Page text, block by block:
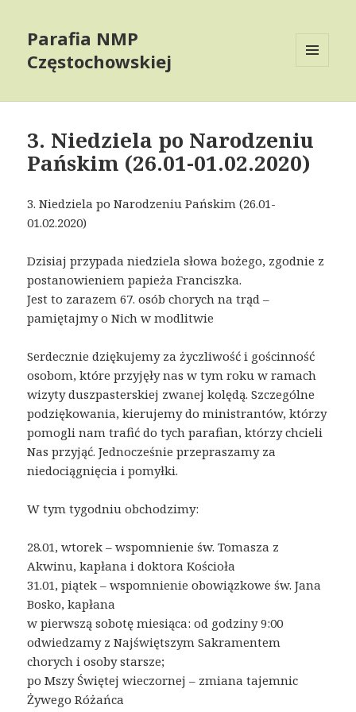
Parafia NMP
Częstochowskiej
WIDGETS
3. Niedziela po Narodzeniu
Pańskim (26.01-01.02.2020)
3. Niedziela po Narodzeniu Pańskim (26.01-
01.02.2020)
Dzisiaj przypada niedziela słowa bożego, zgodnie z
postanowieniem papieża Franciszka.
Jest to zarazem 67. osób chorych na trąd –
pamiętajmy o Nich w modlitwie
Serdecznie dziękujemy za życzliwość i gościnność
osobom, które przyjęły nas w tym roku w ramach
wizyty duszpasterskiej zwanej kolędą. Szczególne
podziękowania, kierujemy do ministrantów, którzy
pomogli nam trafić do tych parafian, którzy chcieli
Nas przyjąć. Jednocześnie przepraszamy za
niedociągnięcia i pomyłki.
W tym tygodniu obchodzimy:
28.01, wtorek – wspomnienie św. Tomasza z
Akwinu, kapłana i doktora Kościoła
31.01, piątek – wspomnienie obowiązkowe św. Jana
Bosko, kapłana
w pierwszą sobotę miesiąca: od godziny 9:00
odwiedzamy z Najświętszym Sakramentem
chorych i osoby starsze;
po Mszy Świętej wieczornej – zmiana tajemnic
Żywego Różańca